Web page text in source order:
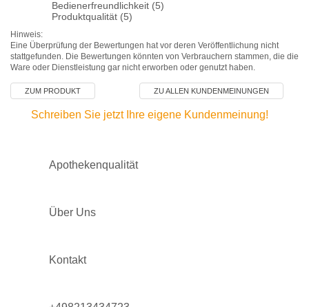
Bedienerfreundlichkeit (5)
Produktqualität (5)
Hinweis:
Eine Überprüfung der Bewertungen hat vor deren Veröffentlichung nicht
stattgefunden. Die Bewertungen könnten von Verbrauchern stammen, die die
Ware oder Dienstleistung gar nicht erworben oder genutzt haben.
ZUM PRODUKT ZU ALLEN KUNDENMEINUNGEN
Schreiben Sie jetzt Ihre eigene Kundenmeinung!
Apothekenqualität
Über Uns
Kontakt